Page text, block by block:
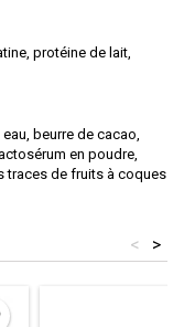
protéine de lait,
beurre de cacao,
en poudre,
traces de fruits à coques
>
<